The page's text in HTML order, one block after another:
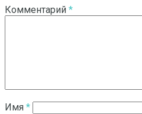
Комментарий *
Имя *